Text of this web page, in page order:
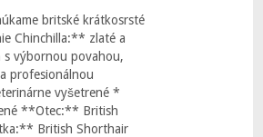
britské krátkosrsté
Chinchilla:** zlaté a
s výbornou povahou,
profesionálnou
vyšetrené *
**Otec:** British
British Shorthair